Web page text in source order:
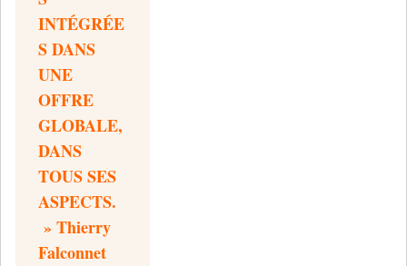
INTÉGRÉE
S DANS
UNE
OFFRE
GLOBALE,
DANS
TOUS SES
ASPECTS.
»Thierry
Falconnet